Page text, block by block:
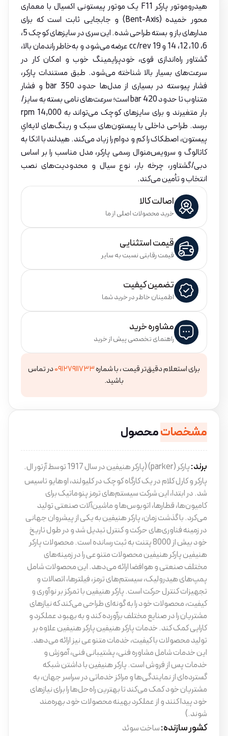
هیدروموتور پارکر F11 یک موتور پیستونی اکسیال با معماری
محور خمیده (Bent-Axis) و جابجایی ثابت است که برای
مدارهای باز و بسته طراحی شده. این سری در سایزهای کوچک 5،
6، 10، 12، 14 و 19 cc/rev عرضه می‌شود و به‌خاطر راندمان بالا،
گشتاور راه‌اندازی قوی، خودپرایمینگ خوب و امکان کار در
سرعت‌های بسیار بالا شناخته می‌شود. طبق مستندات پارکر،
فشار پیوسته در بسیاری از مدل‌ها حدود 350 bar و فشار
متناوب تا حدود 420 bar است؛ سرعت‌های نامی بسته به سایز/
بار متغیرند و برای سایزهای کوچک می‌تواند به 14,000 rpm
برسد. طراحی داخلی با پیستون‌های سبک و رینگ‌های لایه‌ایِ
پیستون، اصطکاک را کم و دوام را زیاد می‌کند. هیدلند با اتکا به
کاتالوگ و سرویس‌منوال رسمی پارکر، مدل مناسب را بر اساس
دبی/گشتاور، چرخه بار، نوع سیال و محدودیت‌های نصب
انتخاب و تأمین می‌کند.
اصالت کالا
خرید محصولات اصلی از ما
قیمت استثنایی
قیمت رقابتی نسبت به سایر
تضمین کیفیت
اطمینان خاطر در خرید شما
مشاوره خرید
راهنمای تخصصی پیش از خرید
برای استعلام دقیق‌تر قیمت ، با شماره۰۹۱۲۷۹۱۱۷۳۳در تماس
باشید.
مشخصاتمحصول
برند:
پارکر (parker) (پارکر هنیفین در سال 1917 توسط آرتور ال.
پارکر و کارل کلام در یک کارگاه کوچک در کلیولند، اوهایو تاسیس
شد. در ابتدا، این شرکت سیستم‌های ترمز پنوماتیک برای
کامیون‌ها، قطارها، اتوبوس‌ها و ماشین‌آلات صنعتی تولید
می‌کرد. با گذشت زمان، پارکر هنیفین به یکی از پیشروان جهانی
در زمینه فناوری‌های حرکت و کنترل تبدیل شد و در طول تاریخ
خود بیش از 8000 پتنت به ثبت رسانده است. محصولات پارکر
هنیفین پارکر هنیفین محصولات متنوعی را در زمینه‌های
مختلف صنعتی و هوافضا ارائه می‌دهد. این محصولات شامل
پمپ‌های هیدرولیک، سیستم‌های ترمز، فیلترها، اتصالات و
تجهیزات کنترل حرکت است. پارکر هنیفین با تمرکز بر نوآوری و
کیفیت، محصولات خود را به گونه‌ای طراحی می‌کند که نیازهای
مشتریان را در صنایع مختلف برآورده کند و به بهبود عملکرد و
کارایی کمک کند. خدمات پارکر هنیفین پارکر هنیفین علاوه بر
تولید محصولات با کیفیت، خدمات متنوعی نیز ارائه می‌دهد.
این خدمات شامل مشاوره فنی، پشتیبانی فنی، آموزش و
خدمات پس از فروش است. پارکر هنیفین با داشتن شبکه
گسترده‌ای از نمایندگی‌ها و مراکز خدماتی در سراسر جهان، به
مشتریان خود کمک می‌کند تا بهترین راه‌حل‌ها را برای نیازهای
خود پیدا کنند و از عملکرد بهینه محصولات خود بهره‌مند
شوند.)
کشور سازنده:ساخت سوئد